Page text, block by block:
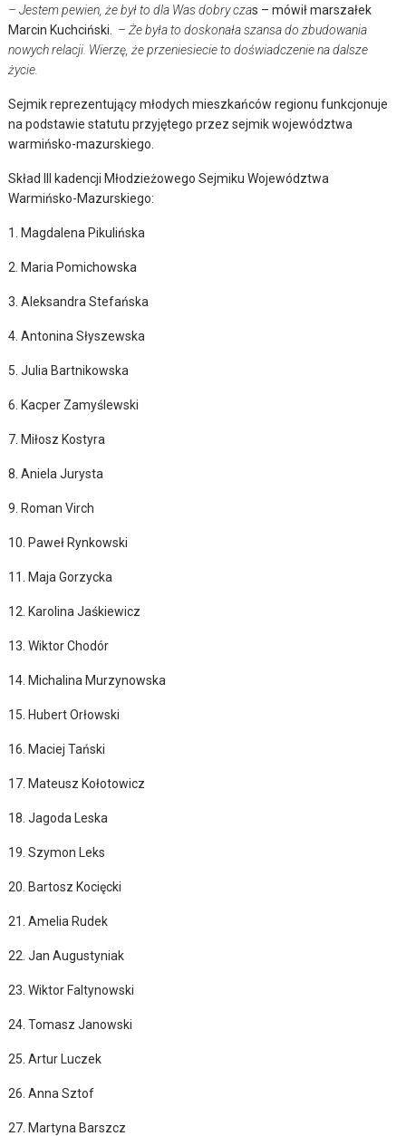
– Jestem pewien, że był to dla Was dobry czas – mówił marszałek
Marcin Kuchciński. – Że była to doskonała szansa do zbudowania
nowych relacji. Wierzę, że przeniesiecie to doświadczenie na dalsze
życie.
Sejmik reprezentujący młodych mieszkańców regionu funkcjonuje
na podstawie statutu przyjętego przez sejmik województwa
warmińsko-mazurskiego.
Skład III kadencji Młodzieżowego Sejmiku Województwa
Warmińsko-Mazurskiego:
1. Magdalena Pikulińska
2. Maria Pomichowska
3. Aleksandra Stefańska
4. Antonina Słyszewska
5. Julia Bartnikowska
6. Kacper Zamyślewski
7. Miłosz Kostyra
8. Aniela Jurysta
9. Roman Virch
10. Paweł Rynkowski
11. Maja Gorzycka
12. Karolina Jaśkiewicz
13. Wiktor Chodór
14. Michalina Murzynowska
15. Hubert Orłowski
16. Maciej Tański
17. Mateusz Kołotowicz
18. Jagoda Leska
19. Szymon Leks
20. Bartosz Kocięcki
21. Amelia Rudek
22. Jan Augustyniak
23. Wiktor Faltynowski
24. Tomasz Janowski
25. Artur Luczek
26. Anna Sztof
27. Martyna Barszcz